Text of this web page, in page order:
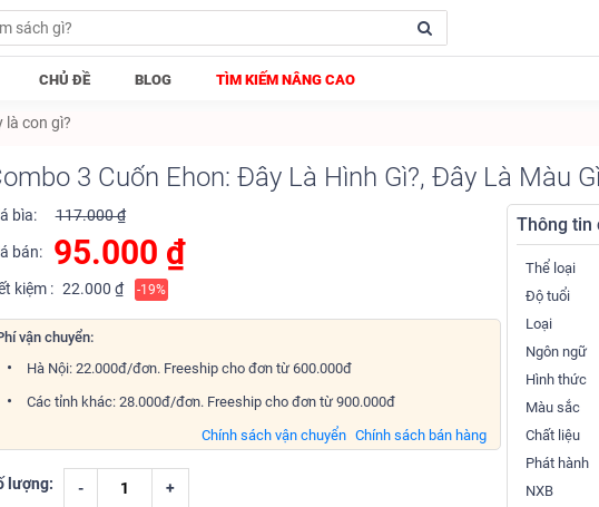
CHỦ ĐỀ BLOG TÌM KIẾM NÂNG CAO
là con gì?
3 Cuốn Ehon: Đây Là Hình Gì?, Đây Là Màu
bìa: 117.000 ₫
bán: 95.000 ₫
kiệm : 22.000 ₫ -19%
vận chuyển:
Hà Nội: 22.000đ/đơn. Freeship cho đơn từ 600.000đ
Các tỉnh khác: 28.000đ/đơn. Freeship cho đơn từ 900.000đ
Chính sách bán hàng
Chính sách vận chuyển
lượng: - +
Thông tin
Thể loại
Độ tuổi
Loại
Ngôn ngữ
Hình thức
Màu sắc
Chất liệu
Phát hành
NXB